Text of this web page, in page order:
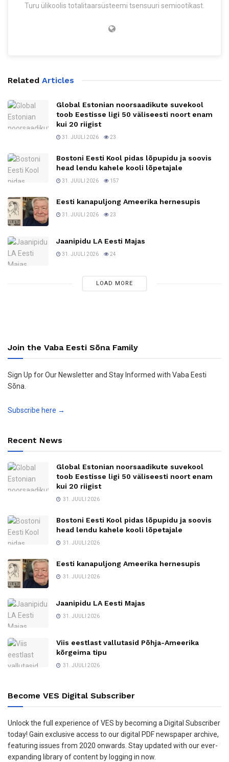
Turu ülikoolis totalitaarsüsteemi tsensuuri semiootikast.
Related Articles
Global Estonian noorsaadikute suvekool
toob Eestisse ligi 50 väliseesti noort enam
kui 20 riigist
31. JUULI 2026 23
Bostoni Eesti Kool pidas lõpupidu ja soovis
head lendu kahele kooli lõpetajale
31. JUULI 2026 157
Eesti kanapuljong Ameerika hernesupis
31. JUULI 2026 23
Jaanipidu LA Eesti Majas
31. JUULI 2026 24
LOAD MORE
Join the Vaba Eesti Sõna Family
Sign Up for Our Newsletter and Stay Informed with Vaba Eesti
Sõna.
Subscribe here →
Recent News
Global Estonian noorsaadikute suvekool
toob Eestisse ligi 50 väliseesti noort enam
kui 20 riigist
31. JUULI 2026
Bostoni Eesti Kool pidas lõpupidu ja soovis
head lendu kahele kooli lõpetajale
31. JUULI 2026
Eesti kanapuljong Ameerika hernesupis
31. JUULI 2026
Jaanipidu LA Eesti Majas
31. JUULI 2026
Viis eestlast vallutasid Põhja-Ameerika
kõrgeima tipu
31. JUULI 2026
Become VES Digital Subscriber
Unlock the full experience of VES by becoming a Digital Subscriber
today! Gain exclusive access to our digital PDF newspaper archive,
featuring issues from 2020 onwards. Stay updated with our ever-
expanding library of content by logging in now.